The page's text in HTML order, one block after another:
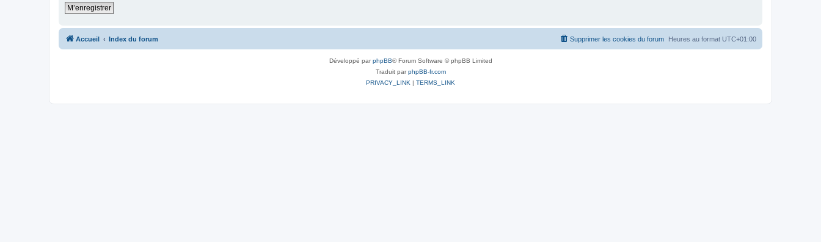
M’enregistrer
Accueil Index du forum Heures au format UTC+01:00
Supprimer les cookies du forum
Développé parphpBB® Forum Software © phpBB Limited
Traduit parphpBB-fr.com
PRIVACY_LINK | TERMS_LINK